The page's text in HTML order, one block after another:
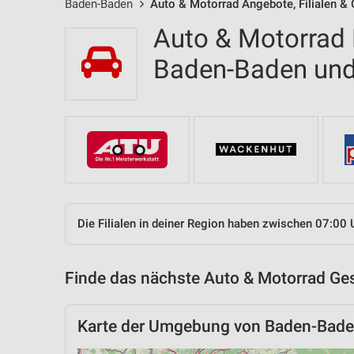
Baden-Baden Auto & Motorrad Angebote, Filialen &
Auto & Motorrad
Baden-Baden
Die Filialen in deiner Region haben zwischen 07:00
Finde das nächste Auto & Motorrad
Karte der Umgebung von Baden-